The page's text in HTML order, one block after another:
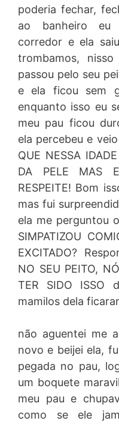
poderia fechar,
ao banheiro eu
corredor e ela
trombamos,
passou pelo seu
e ela ficou sem
enquanto isso eu
meu pau ficou
ela percebeu e
QUE NESSA
DA PELE MAS
RESPEITE! Bom
mas fui
ela me perguntou
SIMPATIZOU
EXCITADO?
NO SEU PEITO,
TER SIDO ISSO
mamilos dela
não aguentei me
novo e beijei ela,
pegada no pau,
um boquete
meu pau e
como se ele